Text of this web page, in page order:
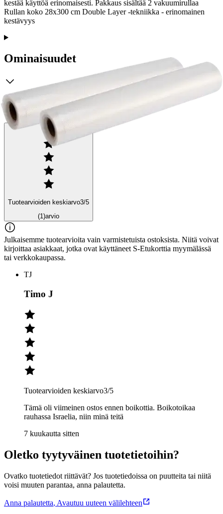
kestää käyttöä erinomaisesti. Pakkaus sisältää 2 vakuumirullaa
Rullan koko 28x300 cm Double Layer -tekniikka - erinomainen
kestävyys
Ominaisuudet
Arviot
Tuotearvioiden keskiarvo3/5
(1)arvio
Julkaisemme tuotearvioita vain varmistetuista ostoksista. Niitä voivat
kirjoittaa asiakkaat, jotka ovat käyttäneet S-Etukorttia myymälässä
tai verkkokaupassa.
TJ
Timo J
Tuotearvioiden keskiarvo3/5
Tämä oli viimeinen ostos ennen boikottia. Boikotoikaa
rauhassa Israelia, niin minä teitä
7 kuukautta sitten
Oletko tyytyväinen tuotetietoihin?
Ovatko tuotetiedot riittävät? Jos tuotetiedoissa on puutteita tai niitä
voisi muuten parantaa, anna palautetta.
Anna palautetta, Avautuu uuteen välilehteen